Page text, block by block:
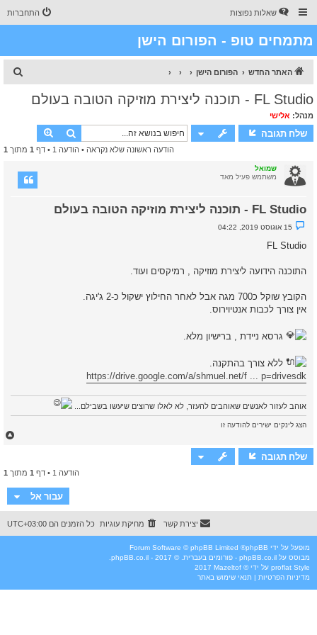
שאלות נפוצות התחברות
מתמחים טופ - הפורום הישן
האתר החדש הפורום הישן
FL Studio - תוכנה ליצירת מוזיקה הטובה בעולם
מנהל: אלישי
שלח תגובה חיפוש
הודעה ראשונה שלא נקראה • הודעה 1 • דף 1 מתוך 1
שמואל
משתמש פעיל מאד
FL Studio - תוכנה ליצירת מוזיקה הטובה בעולם
א
א
ר
א
15 אוגוסט 2019, 04:22
FL Studio
התוכנה הידועה ליצירת מוזיקה , רמיקסים ועוד.
הקובץ שוקל כ700 מגה אבל לאחר החילוץ ישקול כ-2 ג'יגה.
אין צורך לכבות אנטיוירוס.
גרסא ניידת , ברישיון מלא.
ללא צורך בהתקנה.
https://drive.google.com/a/shmuel.net/f ... p=drivesdk
אוהב לעזור לאנשים שאוהבים להעזר, לא לאלו שרוצים שיעשו בשבילם...
הצג לינקים ישירים להודעה זו
ל
שלח תגובה
הודעה 1 • דף 1 מתוך 1
עבור אל
כל הזמנים הם UTC+03:00 מחיקת עוגיות יצירת קשר
מופעל על ידי phpBB
® Forum Software © phpBB Limited
מבוסס על phpBB.co.il - פורומים בעברית
. © 2017 - phpBB.co.il.
Style
proflat על ידי © Mazeltof
מדיניות הפרטיות | תנאי שימוש באתר